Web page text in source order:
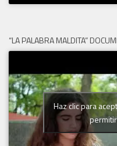
“LA PALABRA MALDITA”
Haz clic para